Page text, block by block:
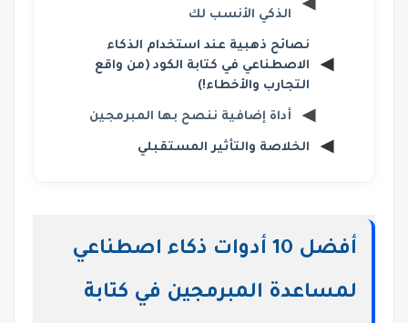
الذكي الأنسب لك
نصائح ذهبية عند استخدام الذكاء
الاصطناعي في كتابة الكود (من واقع
التجارب والأخطاء!)
أداة إضافية ننصح بها المبرمجين
الخلاصة والتأثير المستقبلي
أفضل 10 أدوات ذكاء اصطناعي
لمساعدة المبرمجين في كتابة